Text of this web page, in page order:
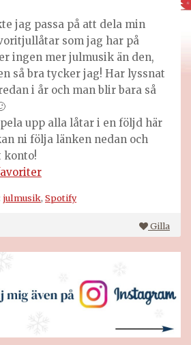
jag passa på att dela min
som jag har på
ingen mer julmusik än den,
så bra tycker jag! Har lyssnat
i år och man blir bara så
upp alla låtar i en följd här
ni följa länken nedan och
konto!
julmusik, Spotify
Gilla